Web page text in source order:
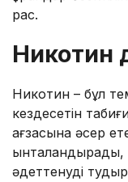
рас.
Никотин
Никотин – бұл
кездесетін
ағзасына әсер
ынталандырады,
әдеттенуді